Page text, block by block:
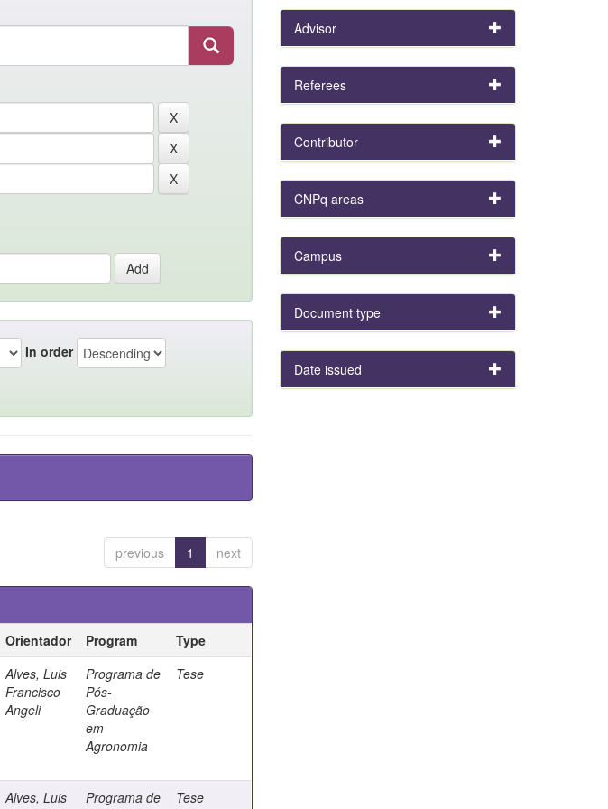
In order
previous 1 next
Orientador Program
Type
Alves, Luis
Francisco
Angeli
Programa de
Pós-
Graduação
em
Agronomia
Tese
Alves, Luis
Programa de
Tese
Advisor
Referees
Contributor
CNPq areas
Campus
Document type
Date issued